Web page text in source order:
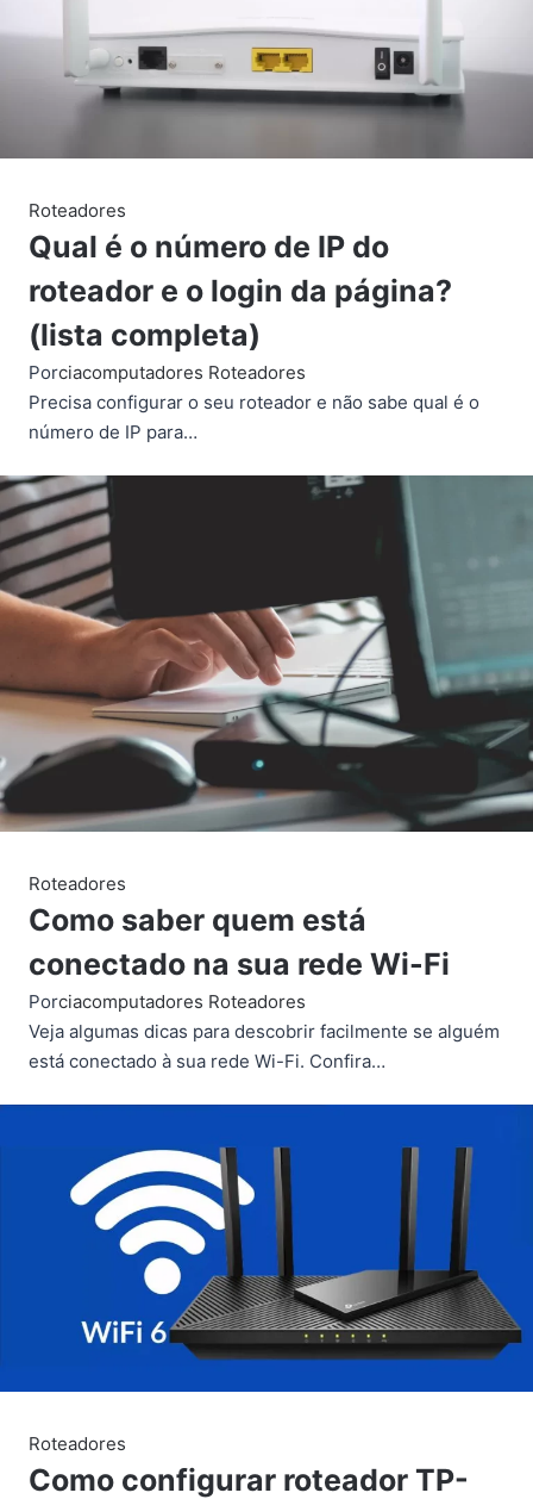
Roteadores
Qual é o número de IP do
roteador e o login da página?
(lista completa)
Porciacomputadores Roteadores
Precisa configurar o seu roteador e não sabe qual é o
número de IP para…
Roteadores
Como saber quem está
conectado na sua rede Wi-Fi
Porciacomputadores Roteadores
Veja algumas dicas para descobrir facilmente se alguém
está conectado à sua rede Wi-Fi. Confira…
Roteadores
Como configurar roteador TP-